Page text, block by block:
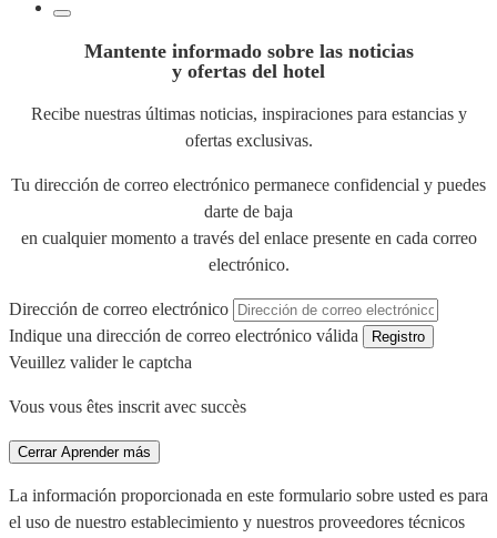
Mantente informado sobre las noticias
y ofertas del hotel
Recibe nuestras últimas noticias, inspiraciones para estancias y
ofertas exclusivas.
Tu dirección de correo electrónico permanece confidencial y puedes
darte de baja
en cualquier momento a través del enlace presente en cada correo
electrónico.
Dirección de correo electrónico
Indique una dirección de correo electrónico válida
Registro
Veuillez valider le captcha
Vous vous êtes inscrit avec succès
Cerrar Aprender más
La información proporcionada en este formulario sobre usted es para
el uso de nuestro establecimiento y nuestros proveedores técnicos